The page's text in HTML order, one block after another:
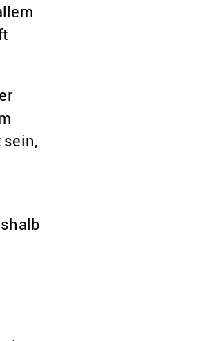
sein,